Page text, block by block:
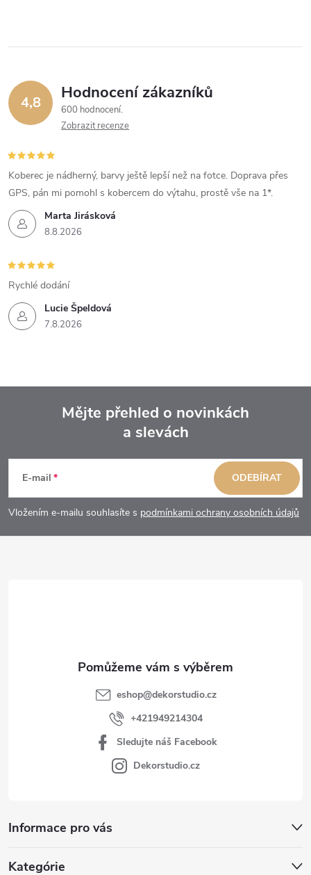
4,8 Hodnocení zákazníků
600 hodnocení
Zobrazit recenze
Marta Jirásková
8.8.2026
Koberec je nádherný, barvy ještě lepší než na fotce. Doprava přes
GPS, pán mi pomohl s kobercem do výtahu, prostě vše na 1*.
Lucie Špeldová
7.8.2026
Rychlé dodání
p
a
Mějte přehled o novinkách
a slevách
E-mail
Vložením e-mailu souhlasíte s podmínkami ochrany osobních údajů
ODEBÍRAT
Informace pro vás
Kategórie
eshop@dekorstudio.cz
+421949214304
Sledujte náš Facebook
Dekorstudio.cz